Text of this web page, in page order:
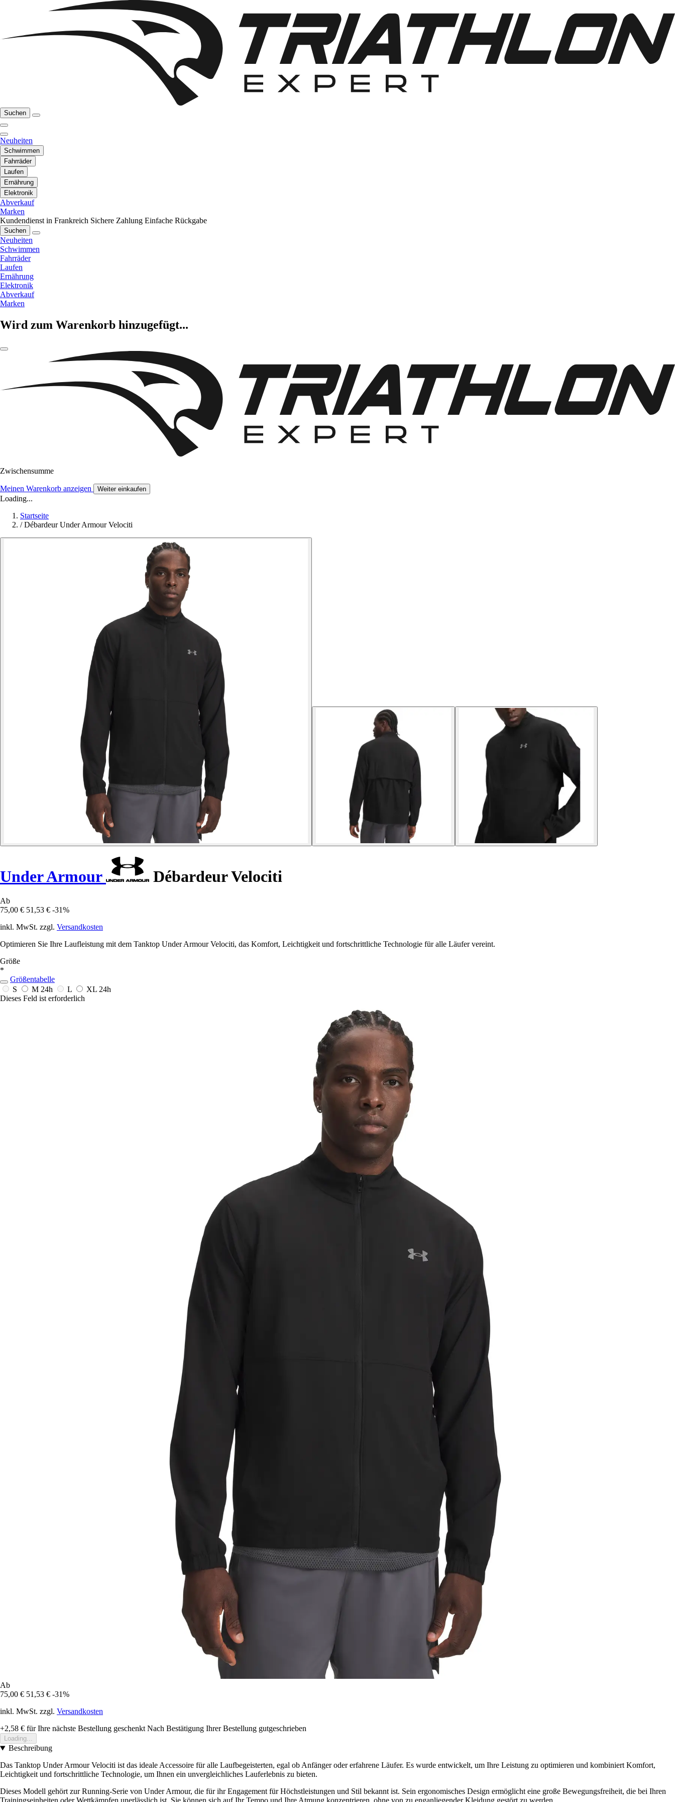
Suchen
Neuheiten
Schwimmen
Fahrräder
Laufen
Ernährung
Elektronik
Abverkauf
Marken
Kundendienst in Frankreich Sichere Zahlung Einfache Rückgabe
Suchen
Neuheiten
Schwimmen
Fahrräder
Laufen
Ernährung
Elektronik
Abverkauf
Marken
Wird zum Warenkorb hinzugefügt...
Zwischensumme
Meinen Warenkorb anzeigen Weiter einkaufen
Loading...
Startseite
/ Débardeur Under Armour Velociti
Under Armour Débardeur Velociti
Ab
75,00 € 51,53 € -31%
inkl. MwSt. zzgl. Versandkosten
Optimieren Sie Ihre Laufleistung mit dem Tanktop Under Armour Velociti, das Komfort, Leichtigkeit und fortschrittliche Technologie für alle Läufer vereint.
Größe
*
Größentabelle
S
M 24h L XL 24h
Dieses Feld ist erforderlich
Ab
75,00 € 51,53 € -31%
inkl. MwSt. zzgl. Versandkosten
+2,58 € für Ihre nächste Bestellung geschenkt Nach Bestätigung Ihrer Bestellung gutgeschrieben
Loading...
Beschreibung
Das Tanktop Under Armour Velociti ist das ideale Accessoire für alle Laufbegeisterten, egal ob Anfänger oder erfahrene Läufer. Es wurde entwickelt, um Ihre Leistung zu optimieren und kombiniert Komfort,
Leichtigkeit und fortschrittliche Technologie, um Ihnen ein unvergleichliches Lauferlebnis zu bieten.
Dieses Modell gehört zur Running-Serie von Under Armour, die für ihr Engagement für Höchstleistungen und Stil bekannt ist. Sein ergonomisches Design ermöglicht eine große Bewegungsfreiheit, die bei Ihren